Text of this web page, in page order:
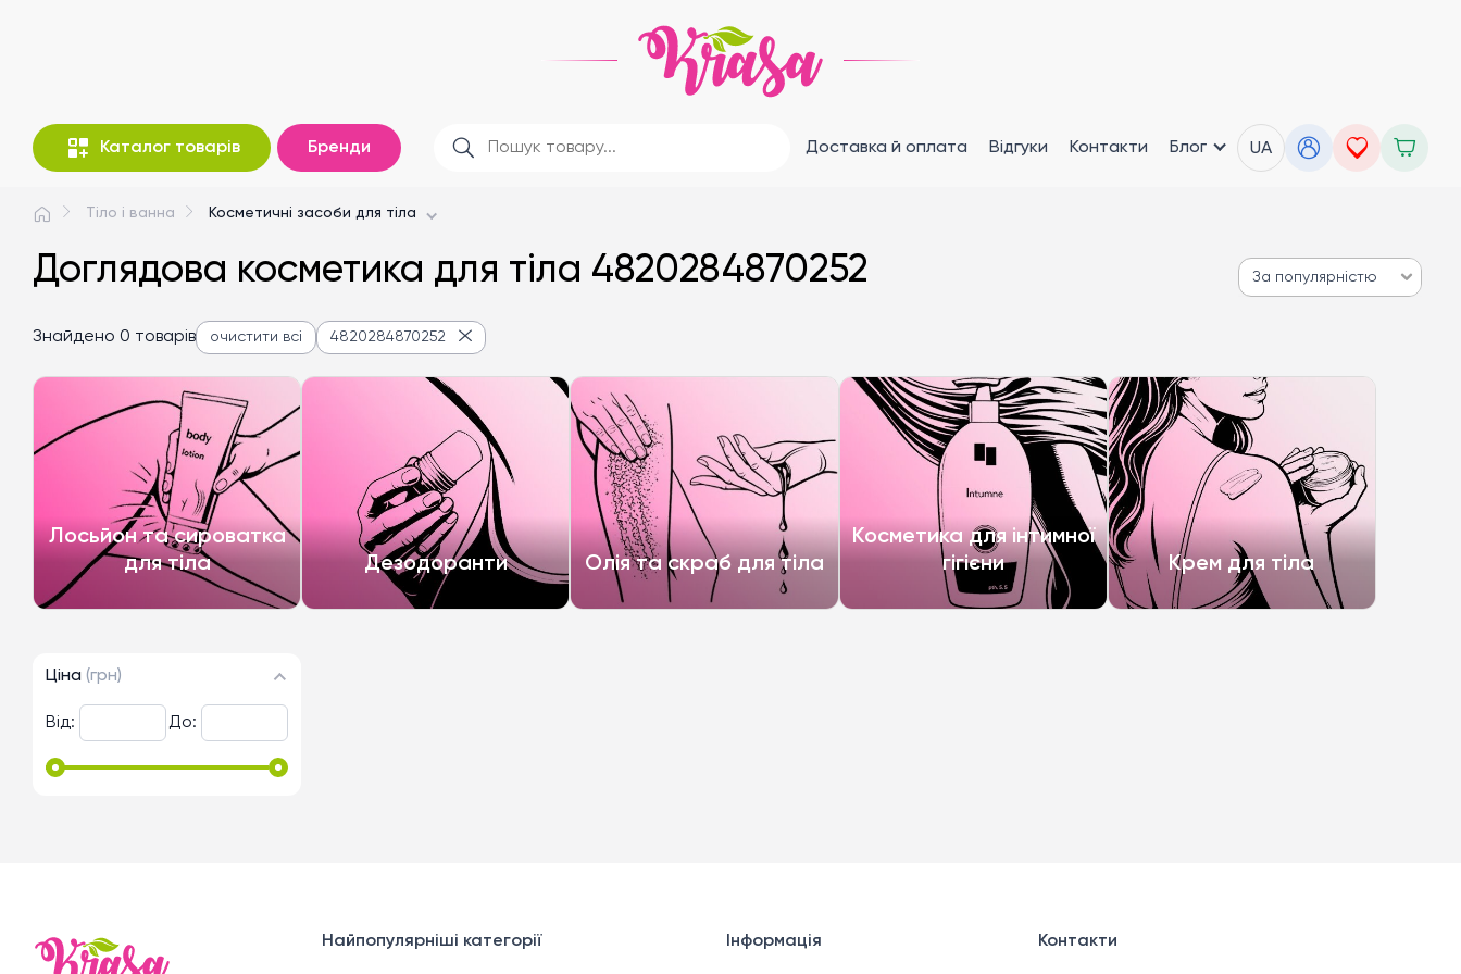
Каталог товарів Бренди Доставка й оплата Відгуки Контакти Блог UA
Тіло і ванна Косметичні засоби для тіла
Доглядова косметика для тіла 4820284870252 За популярністю
Від дорогих до дешевих
Знайдено 0 товарів очистити всі 4820284870252
Лосьйон та сироватка
для тіла
Дезодоранти Олія та скраб для тіла
Косметика для інтимної
гігієни
Крем для тіла
Ціна (грн)
Від: До:
Найпопулярніші категорії Інформація Контакти